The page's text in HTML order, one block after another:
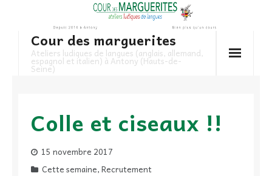
content
Cour des marguerites
Ateliers ludiques de langues (anglais, allemand,
espagnol et italien) à Antony (Hauts-de-
Seine)
Colle et ciseaux !!
15 novembre 2017
Cette semaine,Recrutement